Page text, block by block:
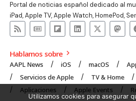
Portal de noticias español dedicado al
iPad, Apple TV, Apple Watch, HomePod,
Hablamos sobre
AAPL News iOS macOS
Servicios de Apple
TV & Home
Aplicaciones
Apple Events
Utilizamos cookies para asegurar